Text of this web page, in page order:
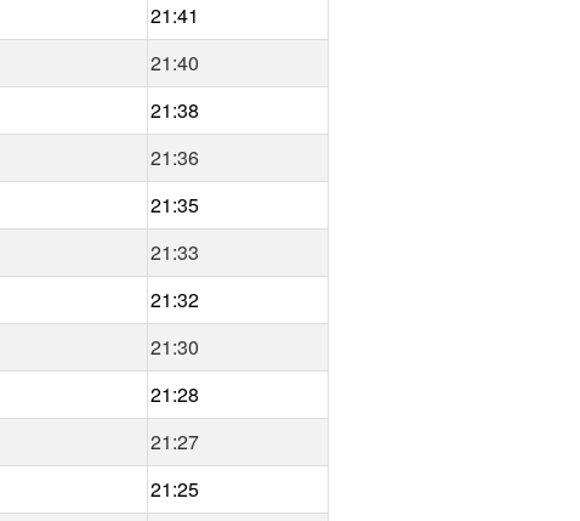
21:41
21:40
21:38
21:36
21:35
21:33
21:32
21:30
21:28
21:27
21:25